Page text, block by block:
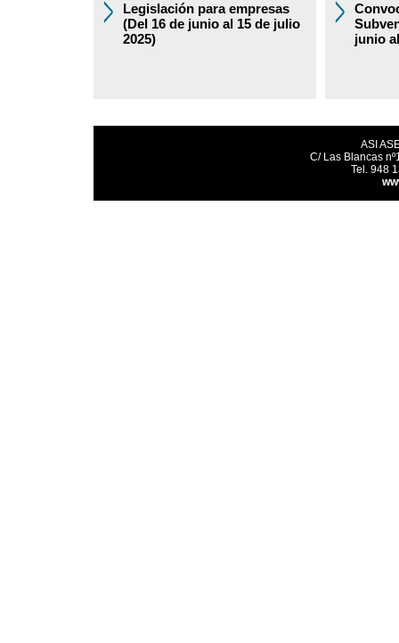
Legislación para empresas
(Del 16 de junio al 15 de julio
2025)
junio
ASI
C/ Las Blancas
Tel. 948